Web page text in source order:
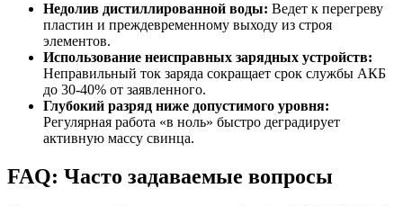
Недолив дистиллированной воды: Ведет к перегреву
пластин и преждевременному выходу из строя
элементов.
Использование неисправных зарядных устройств:
Неправильный ток заряда сокращает срок службы АКБ
до 30-40% от заявленного.
Глубокий разряд ниже допустимого уровня:
Регулярная работа «в ноль» быстро деградирует
активную массу свинца.
FAQ: Часто задаваемые вопросы